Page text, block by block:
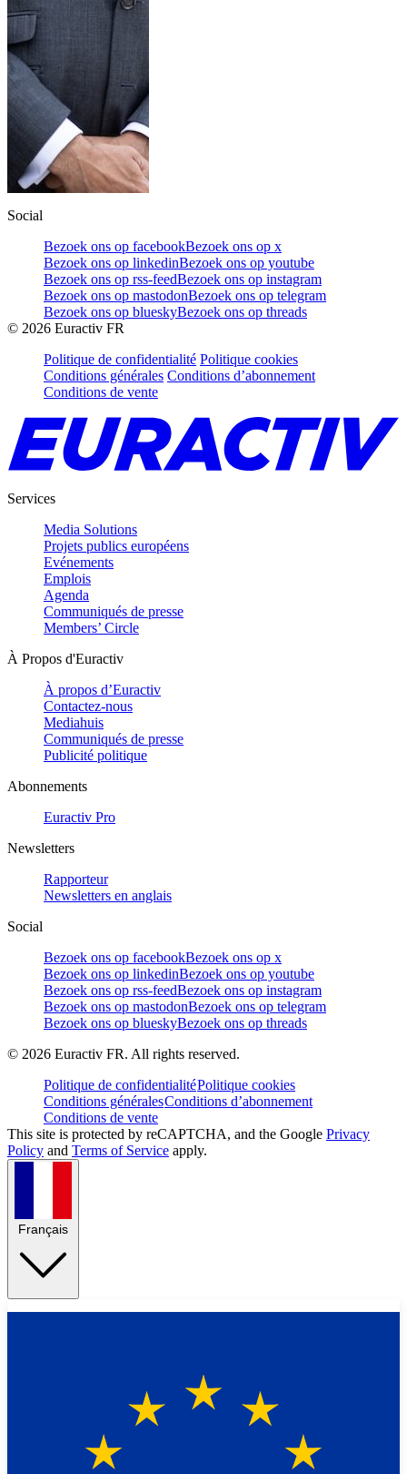
Social
Bezoek ons op facebookBezoek ons op x
Bezoek ons op linkedinBezoek ons op youtube
Bezoek ons op rss-feedBezoek ons op instagram
Bezoek ons op mastodonBezoek ons op telegram
Bezoek ons op blueskyBezoek ons op threads
© 2026 Euractiv FR
Politique de confidentialité Politique cookies
Conditions générales Conditions d’abonnement
Conditions de vente
Services
Media Solutions
Projets publics européens
Evénements
Emplois
Agenda
Communiqués de presse
Members’ Circle
À Propos d'Euractiv
À propos d’Euractiv
Contactez-nous
Mediahuis
Communiqués de presse
Publicité politique
Abonnements
Euractiv Pro
Newsletters
Rapporteur
Newsletters en anglais
Social
Bezoek ons op facebookBezoek ons op x
Bezoek ons op linkedinBezoek ons op youtube
Bezoek ons op rss-feedBezoek ons op instagram
Bezoek ons op mastodonBezoek ons op telegram
Bezoek ons op blueskyBezoek ons op threads
© 2026 Euractiv FR. All rights reserved.
Politique de confidentialitéPolitique cookies
Conditions généralesConditions d’abonnement
Conditions de vente
This site is protected by reCAPTCHA, and the Google Privacy
Policy and Terms of Service apply.
Français